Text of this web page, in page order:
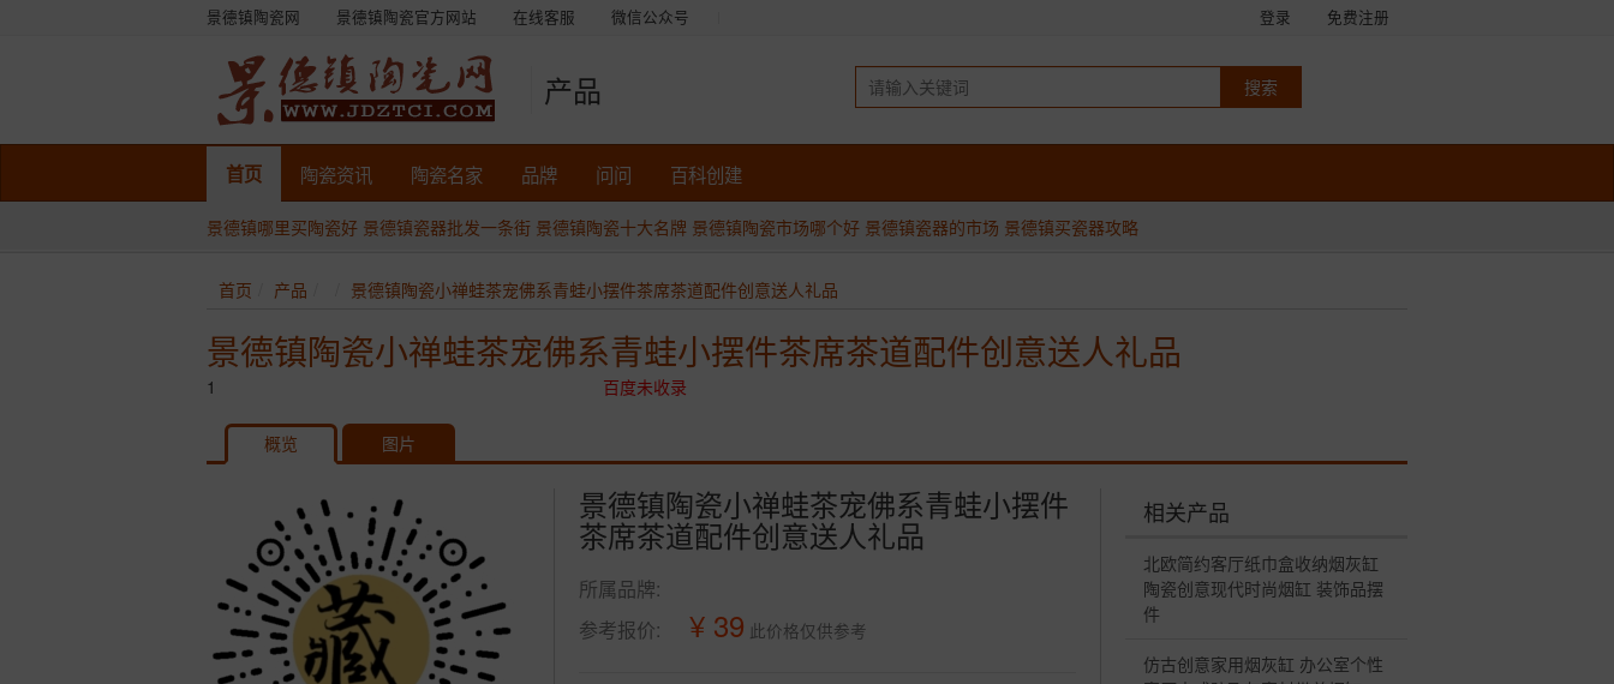
景德镇陶瓷网 景德镇陶瓷官方网站 在线客服 微信公众号 登录 免费注册
产品
首页 陶瓷资讯 陶瓷名家 品牌 问问 百科创建
景德镇哪里买陶瓷好 景德镇瓷器批发一条街 景德镇陶瓷十大名牌 景德镇陶瓷市场哪个好 景德镇瓷器的市场 景德镇买瓷器攻略
首页 产品 景德镇陶瓷小禅蛙茶宠佛系青蛙小摆件茶席茶道配件创意送人礼品
景德镇陶瓷小禅蛙茶宠佛系青蛙小摆件茶席茶道配件创意送人礼品
1 百度未收录
概览 图片
景德镇陶瓷小禅蛙茶宠佛系青蛙小摆件
茶席茶道配件创意送人礼品
所属品牌:
参考报价:
¥ 39 此价格仅供参考
相关产品
北欧简约客厅纸巾盒收纳烟灰缸
陶瓷创意现代时尚烟缸 装饰品摆
件
仿古创意家用烟灰缸 办公室个性